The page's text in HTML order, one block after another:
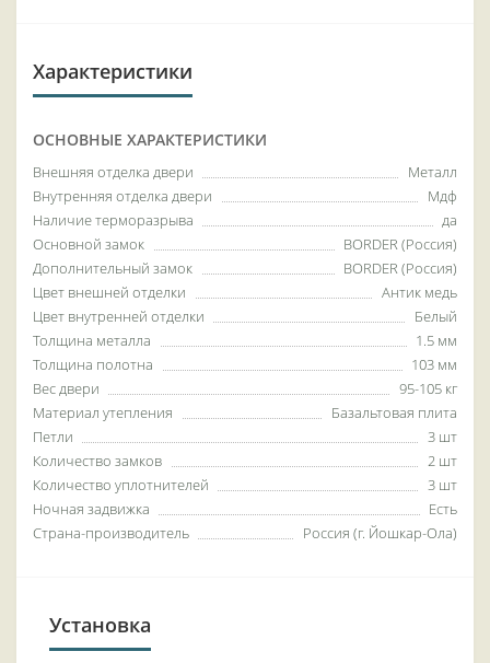
Характеристики
ОСНОВНЫЕ ХАРАКТЕРИСТИКИ
Внешняя отделка двери
Металл
Внутренняя отделка двери
Мдф
Наличие терморазрыва
да
Основной замок
BORDER (Россия)
Дополнительный замок
BORDER (Россия)
Цвет внешней отделки
Антик медь
Цвет внутренней отделки
Белый
Толщина металла
1.5 мм
Толщина полотна
103 мм
Вес двери
95-105 кг
Материал утепления
Базальтовая плита
Петли
3 шт
Количество замков
2 шт
Количество уплотнителей
3 шт
Ночная задвижка
Есть
Страна-производитель
Россия (г. Йошкар-Ола)
Установка